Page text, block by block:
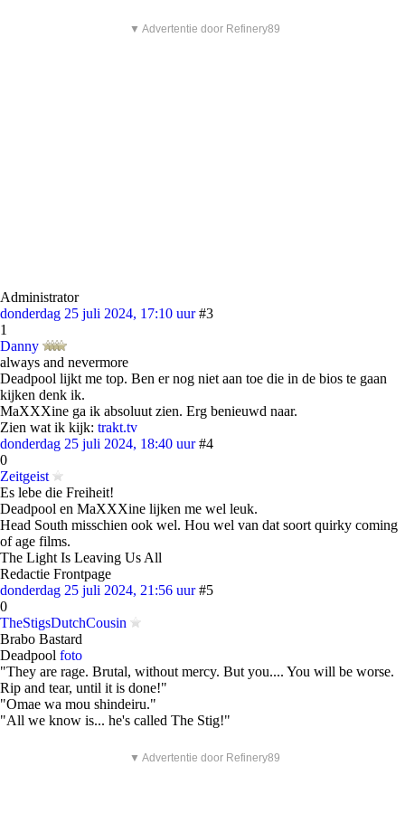
▼ Advertentie door Refinery89
Administrator
donderdag 25 juli 2024, 17:10 uur #3
1
Danny
always and nevermore
Deadpool lijkt me top. Ben er nog niet aan toe die in de bios te gaan
kijken denk ik.
MaXXXine ga ik absoluut zien. Erg benieuwd naar.
Zien wat ik kijk: trakt.tv
donderdag 25 juli 2024, 18:40 uur #4
0
Zeitgeist
Es lebe die Freiheit!
Deadpool en MaXXXine lijken me wel leuk.
Head South misschien ook wel. Hou wel van dat soort quirky coming
of age films.
The Light Is Leaving Us All
Redactie Frontpage
donderdag 25 juli 2024, 21:56 uur #5
0
TheStigsDutchCousin
Brabo Bastard
Deadpool foto
"They are rage. Brutal, without mercy. But you.... You will be worse.
Rip and tear, until it is done!"
"Omae wa mou shindeiru."
"All we know is... he's called The Stig!"
▼ Advertentie door Refinery89